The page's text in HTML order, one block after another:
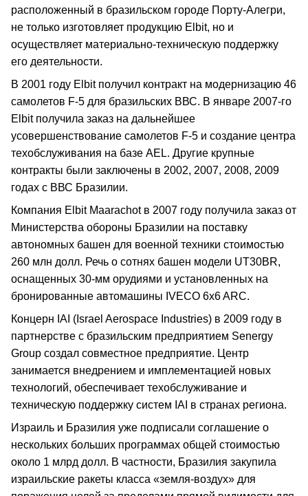
расположенный в бразильском городе Порту-Алегри,
не только изготовляет продукцию Elbit, но и
осуществляет материально-техническую поддержку
его деятельности.
В 2001 году Elbit получил контракт на модернизацию 46
самолетов F-5 для бразильских ВВС. В январе 2007-го
Elbit получила заказ на дальнейшее
усовершенствование самолетов F-5 и создание центра
техобслуживания на базе AEL. Другие крупные
контракты были заключены в 2002, 2007, 2008, 2009
годах с ВВС Бразилии.
Компания Elbit Maarachot в 2007 году получила заказ от
Министерства обороны Бразилии на поставку
автономных башен для военной техники стоимостью
260 млн долл. Речь о сотнях башен модели UT30BR,
оснащенных 30-мм орудиями и установленных на
бронированные автомашины IVECO 6x6 ARC.
Концерн IAI (Israel Aerospace Industries) в 2009 году в
партнерстве с бразильским предприятием Senergy
Group создал совместное предприятие. Центр
занимается внедрением и имплементацией новых
технологий, обеспечивает техобслуживание и
техническую поддержку систем IAI в странах региона.
Израиль и Бразилия уже подписали соглашение о
нескольких больших программах общей стоимостью
около 1 млрд долл. В частности, Бразилия закупила
израильские ракеты класса «земля-воздух» для